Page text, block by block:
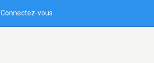
Connectez-vous